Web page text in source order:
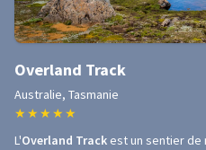
Overland Track
Australie, Tasmanie
★ ★ ★ ★ ★
L'Overland Track est un sentier de